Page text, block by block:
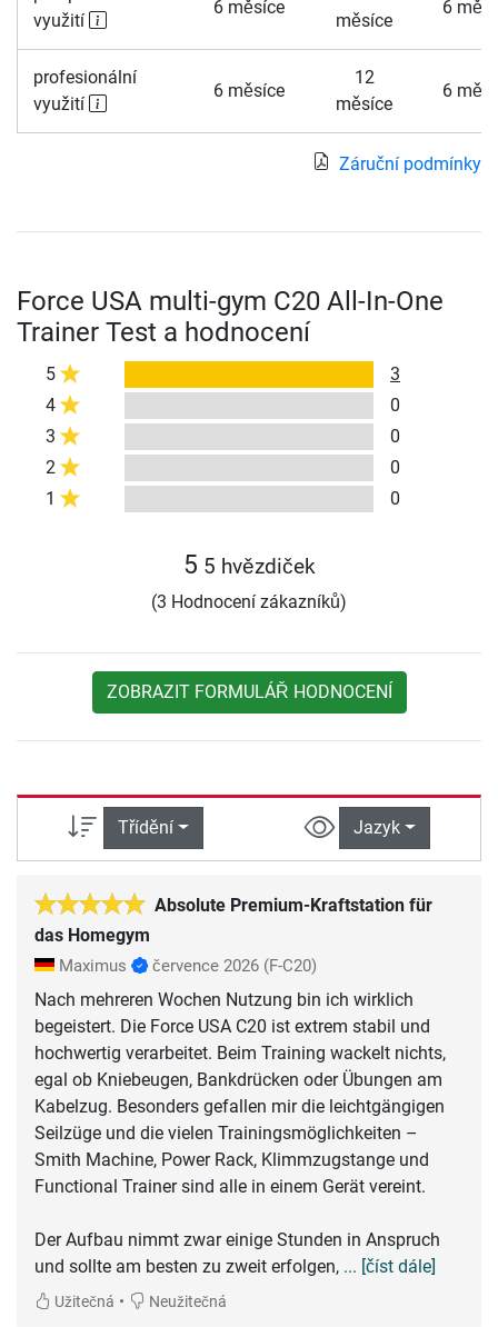
využití
6 měsíce
měsíce
6
profesionální
využití
6 měsíce
12
měsíce
6
Záruční podmínky
Force USA multi-gym C20 All-In-One
Trainer Test a hodnocení
5
3
4
0
3
0
2
0
1
0
5 5 hvězdiček
(3 Hodnocení zákazníků)
ZOBRAZIT FORMULÁŘ HODNOCENÍ
Třídění Jazyk
Absolute Premium-Kraftstation für
das Homegym
Maximus července 2026 (F-C20)
Nach mehreren Wochen Nutzung bin ich wirklich
begeistert. Die Force USA C20 ist extrem stabil und
hochwertig verarbeitet. Beim Training wackelt nichts,
egal ob Kniebeugen, Bankdrücken oder Übungen am
Kabelzug. Besonders gefallen mir die leichtgängigen
Seilzüge und die vielen Trainingsmöglichkeiten –
Smith Machine, Power Rack, Klimmzugstange und
Functional Trainer sind alle in einem Gerät vereint.
Der Aufbau nimmt zwar einige Stunden in Anspruch
und sollte am besten zu zweit erfolgen, ... [číst dále]
Užitečná • Neužitečná